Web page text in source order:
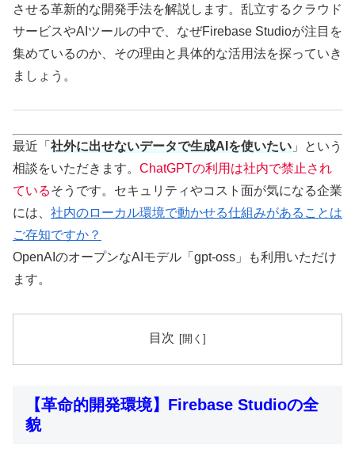
させる革新的な開発手法を解説します。乱立するクラウド
サービスやAIツールの中で、なぜFirebase Studioが注目を
集めているのか、その理由と具体的な活用法を探っていき
ましょう。
最近「 社外に出せないデータで生成AIを使いたい 」という
相談をいただきます。 ChatGPTの利用は社内で禁止され
ているそうです。セキュリティやコスト面が気になる企業
には、 社内のローカル環境で動かせる仕組みがあることは
ご存知ですか？
OpenAIのオープンなAIモデル「gpt-oss」も利用いただけ
ます。
目次
【革命的開発環境】Firebase Studioの全
貌